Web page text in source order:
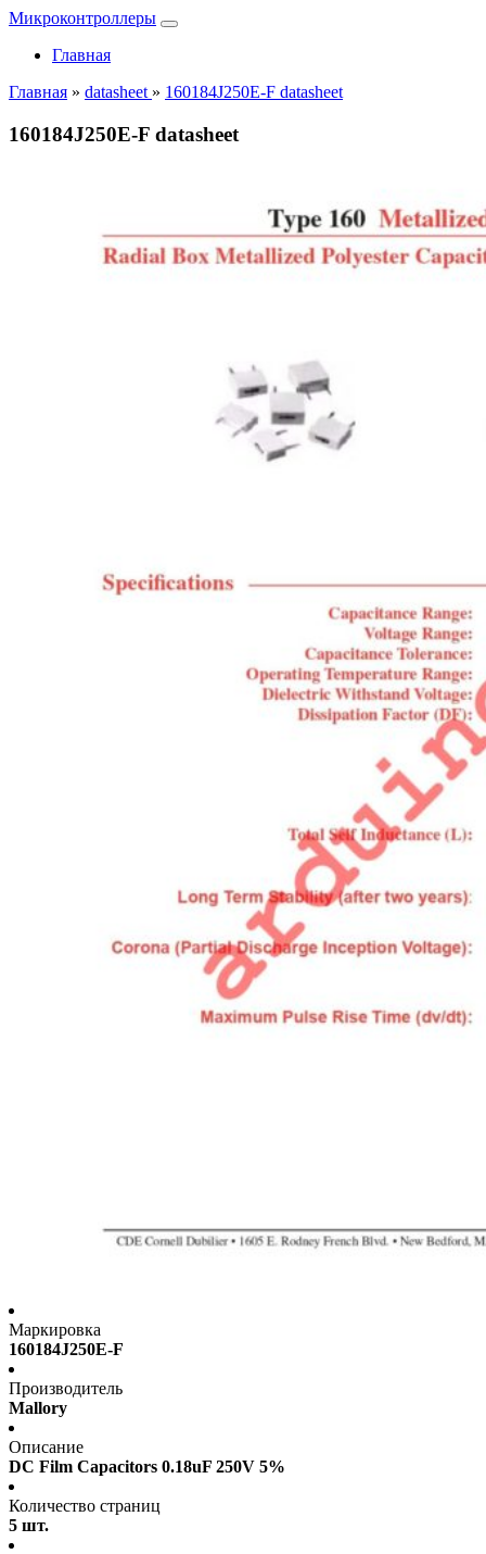
Микроконтроллеры
Главная
Главная » datasheet » 160184J250E-F datasheet
160184J250E-F datasheet
Маркировка
160184J250E-F
Производитель
Mallory
Описание
DC Film Capacitors 0.18uF 250V 5%
Количество страниц
5 шт.